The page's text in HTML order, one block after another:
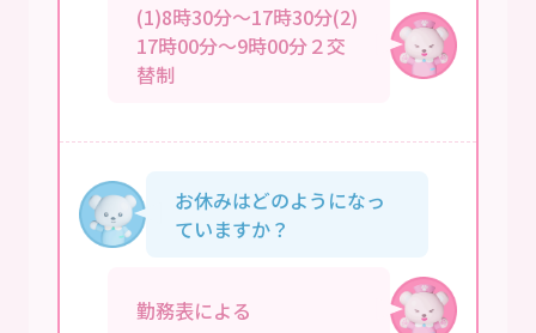
(1)8時30分～17時30分(2)
17時00分～9時00分２交
替制
お休みはどのようになっ
ていますか？
勤務表による